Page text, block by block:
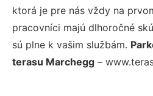
ktorá je pre nás vždy na
pracovníci majú dlhoročné
sú plne k vašim službám.
terasu Marchegg –